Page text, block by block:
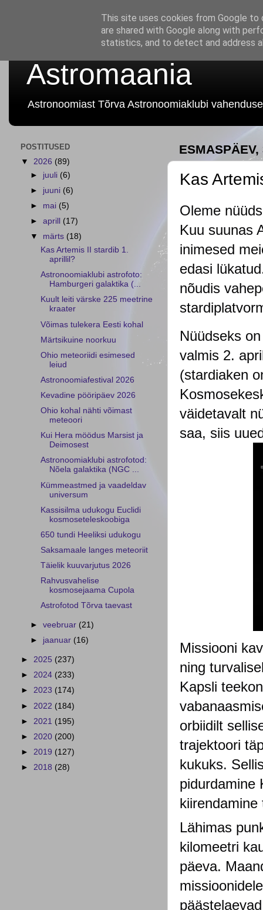
Astromaania
Astronoomiast Tõrva Astronoomiaklubi
Kas
Oleme
Kuu suunas
inimesed
edasi
nõudis
Nüüdseks
valmis 2.
(stardiaken
väidetavalt
saa, siis
Missiooni
ning
Kapsli
orbiidilt
trajektoori
kukuks.
pidurdamine
Lähimas
kilomeetri
päeva.
POSTITUSED
▼ 2026 (89)
► juuli (6)
► juuni (6)
► mai (5)
►aprill (17)
▼ märts (18)
Kas Artemis II stardib 1.
aprillil?
Astronoomiaklubi astrofoto:
Hamburgeri galaktika (...
Kuult leiti värske 225 meetrine
kraater
Võimas tulekera Eesti kohal
Märtsikuine noorkuu
Ohio meteoriidi esimesed
leiud
Astronoomiafestival 2026
Kevadine pööripäev 2026
Ohio kohal nähti võimast
meteoori
Kui Hera möödus Marsist ja
Deimosest
Astronoomiaklubi astrofotod:
Nõela galaktika (NGC ...
Kümmeastmed ja vaadeldav
universum
Kassisilma udukogu Euclidi
kosmoseteleskoobiga
650 tundi Heeliksi udukogu
Saksamaale langes meteoriit
Täielik kuuvarjutus 2026
Rahvusvahelise
kosmosejaama Cupola
Astrofotod Tõrva taevast
►veebruar (21)
► jaanuar (16)
► 2025 (237)
► 2024 (233)
► 2023 (174)
► 2022 (184)
► 2021 (195)
► 2020 (200)
► 2019 (127)
► 2018 (28)
This site uses cookies from Google to
are shared with Google along with
statistics, and to detect and address